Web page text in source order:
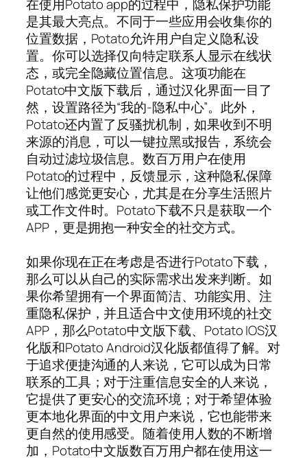
在使用Potato app的过程中，隐私保护功能
是其最大亮点。不同于一些应用会收集你的
位置数据，Potato允许用户自定义隐私设
置。你可以选择仅向特定联系人显示在线状
态，或完全隐藏位置信息。这项功能在
Potato中文版下载后，通过汉化界面一目了
然，设置路径为“我的-隐私中心”。此外，
Potato还内置了反骚扰机制，如果收到不明
来源的消息，可以一键拉黑或报告，系统会
自动过滤垃圾信息。数百万用户在使用
Potato的过程中，反馈显示，这种隐私保障
让他们感觉更安心，尤其是在分享生活照片
或工作文件时。Potato下载不只是获取一个
APP，更是拥抱一种安全的社交方式。
如果你现在正在考虑是否进行Potato下载，
那么可以从自己的实际需求出发来判断。如
果你希望拥有一个界面简洁、功能实用、注
重隐私保护，并且适合中文使用环境的社交
APP，那么Potato中文版下载、Potato IOS汉
化版和Potato Android汉化版都值得了解。对
于追求便捷沟通的人来说，它可以成为日常
联系的工具；对于注重信息安全的人来说，
它提供了更安心的交流环境；对于希望体验
更本地化界面的中文用户来说，它也能带来
更自然的使用感受。随着使用人数的不断增
加，Potato中文版数百万用户都在使用这一